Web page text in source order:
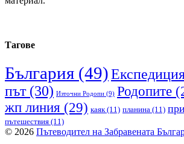
Тагове
България (49)
път(30) Източни Родопи (9) Родопите
жп линия (29) каяк(11) планина (11)
пътешествия (11)
© 2026 Пътеводител на Забравената